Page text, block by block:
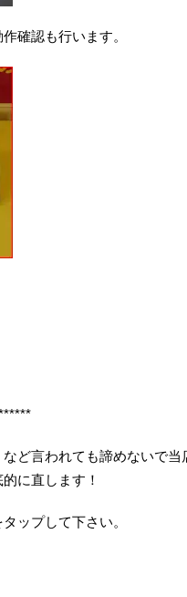
確認も行います。
ど言われても諦めないで当
に直します！
ップして下さい。